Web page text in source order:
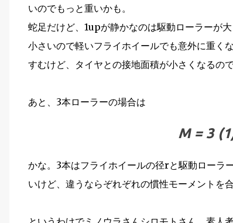
いのでもっと重いかも。
蛇足だけど、1upが静かなのは駆動ローラーが
小さいので軽いフライホイールでも意外に重く
すむけど、タイヤとの接地面積が小さくなるの
あと、3本ローラーの場合は
M = 3
かな。3本はフライホイールの径rと駆動ローラ
いけど、違うならぞれぞれの慣性モーメントを